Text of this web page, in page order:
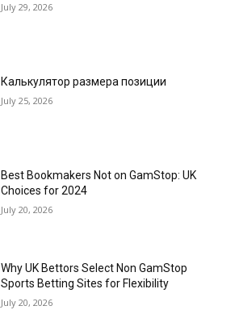
July 29, 2026
Калькулятор размера позиции
July 25, 2026
Best Bookmakers Not on GamStop: UK
Choices for 2024
July 20, 2026
Why UK Bettors Select Non GamStop
Sports Betting Sites for Flexibility
July 20, 2026